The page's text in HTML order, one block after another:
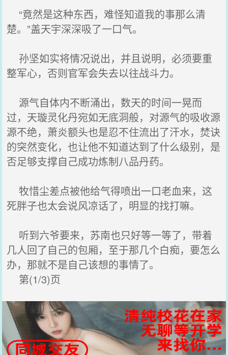
“竟然是这种东西，难怪知道我的事那么清
楚。”盖天宇深深吸了一口气。
孙坚如实将情况说出，并且说明，必须要重
整军心，否则官军会失去以往战斗力。
源气自体内不断涌出，数天的时间一晃而
过，天璇灵化丹宛如无底洞般，对源气的吸收源
源不绝，萧炎额头也是忍不住流出了汗水，焚诀
的突然变化，也让他不知道达到了什么级别，是
否足够支撑自己成功炼制八品丹药。
牧惜尘差点被他给气得喷出一口老血来，这
死胖子也太会说风凉话了，明显的找打嘛。
听到六爷要来，苏南也只好等一等了，带着
几人回了自己的包厢，至于那几个白痴，要怎么
办，那就不是自己该想的事情了。
第(1/3)页